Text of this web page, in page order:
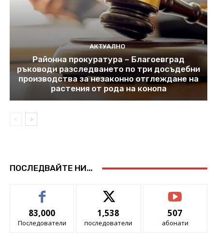
АКТУАЛНО
Районна прокуратура – Благоевград
ръководи разследването по три досъдебни
производства за незаконно отглеждане на
растения от рода на конопа
ПОСЛЕДВАЙТЕ НИ...
83,000
Последователи
1,538
последователи
507
абонати